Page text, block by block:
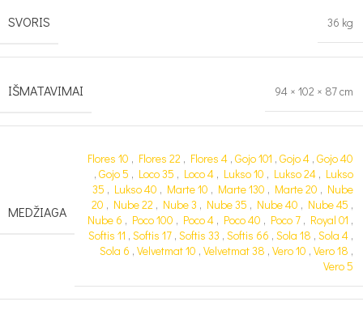
SVORIS
36 kg
IŠMATAVIMAI 94 × 102 × 87 cm
MEDŽIAGA
Flores 10 , Flores 22 , Flores 4 , Gojo 101 , Gojo 4 , Gojo 40
, Gojo 5 , Loco 35 , Loco 4 , Lukso 10 , Lukso 24 , Lukso
35 , Lukso 40 , Marte 10 , Marte 130 , Marte 20 , Nube
20 , Nube 22 , Nube 3 , Nube 35 , Nube 40 , Nube 45 ,
Nube 6 , Poco 100 , Poco 4 , Poco 40 , Poco 7 , Royal 01 ,
Softis 11 , Softis 17 , Softis 33 , Softis 66 , Sola 18 , Sola 4 ,
Sola 6 , Velvetmat 10 , Velvetmat 38 , Vero 10 , Vero 18 ,
Vero 5